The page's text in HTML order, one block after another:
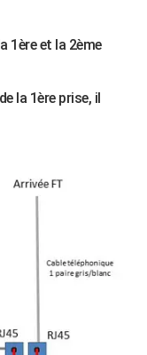
1ère et la 2ème
la 1ère prise, il